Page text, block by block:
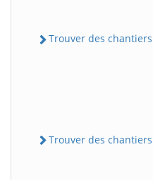
Trouver des chantiers
Trouver des chantiers